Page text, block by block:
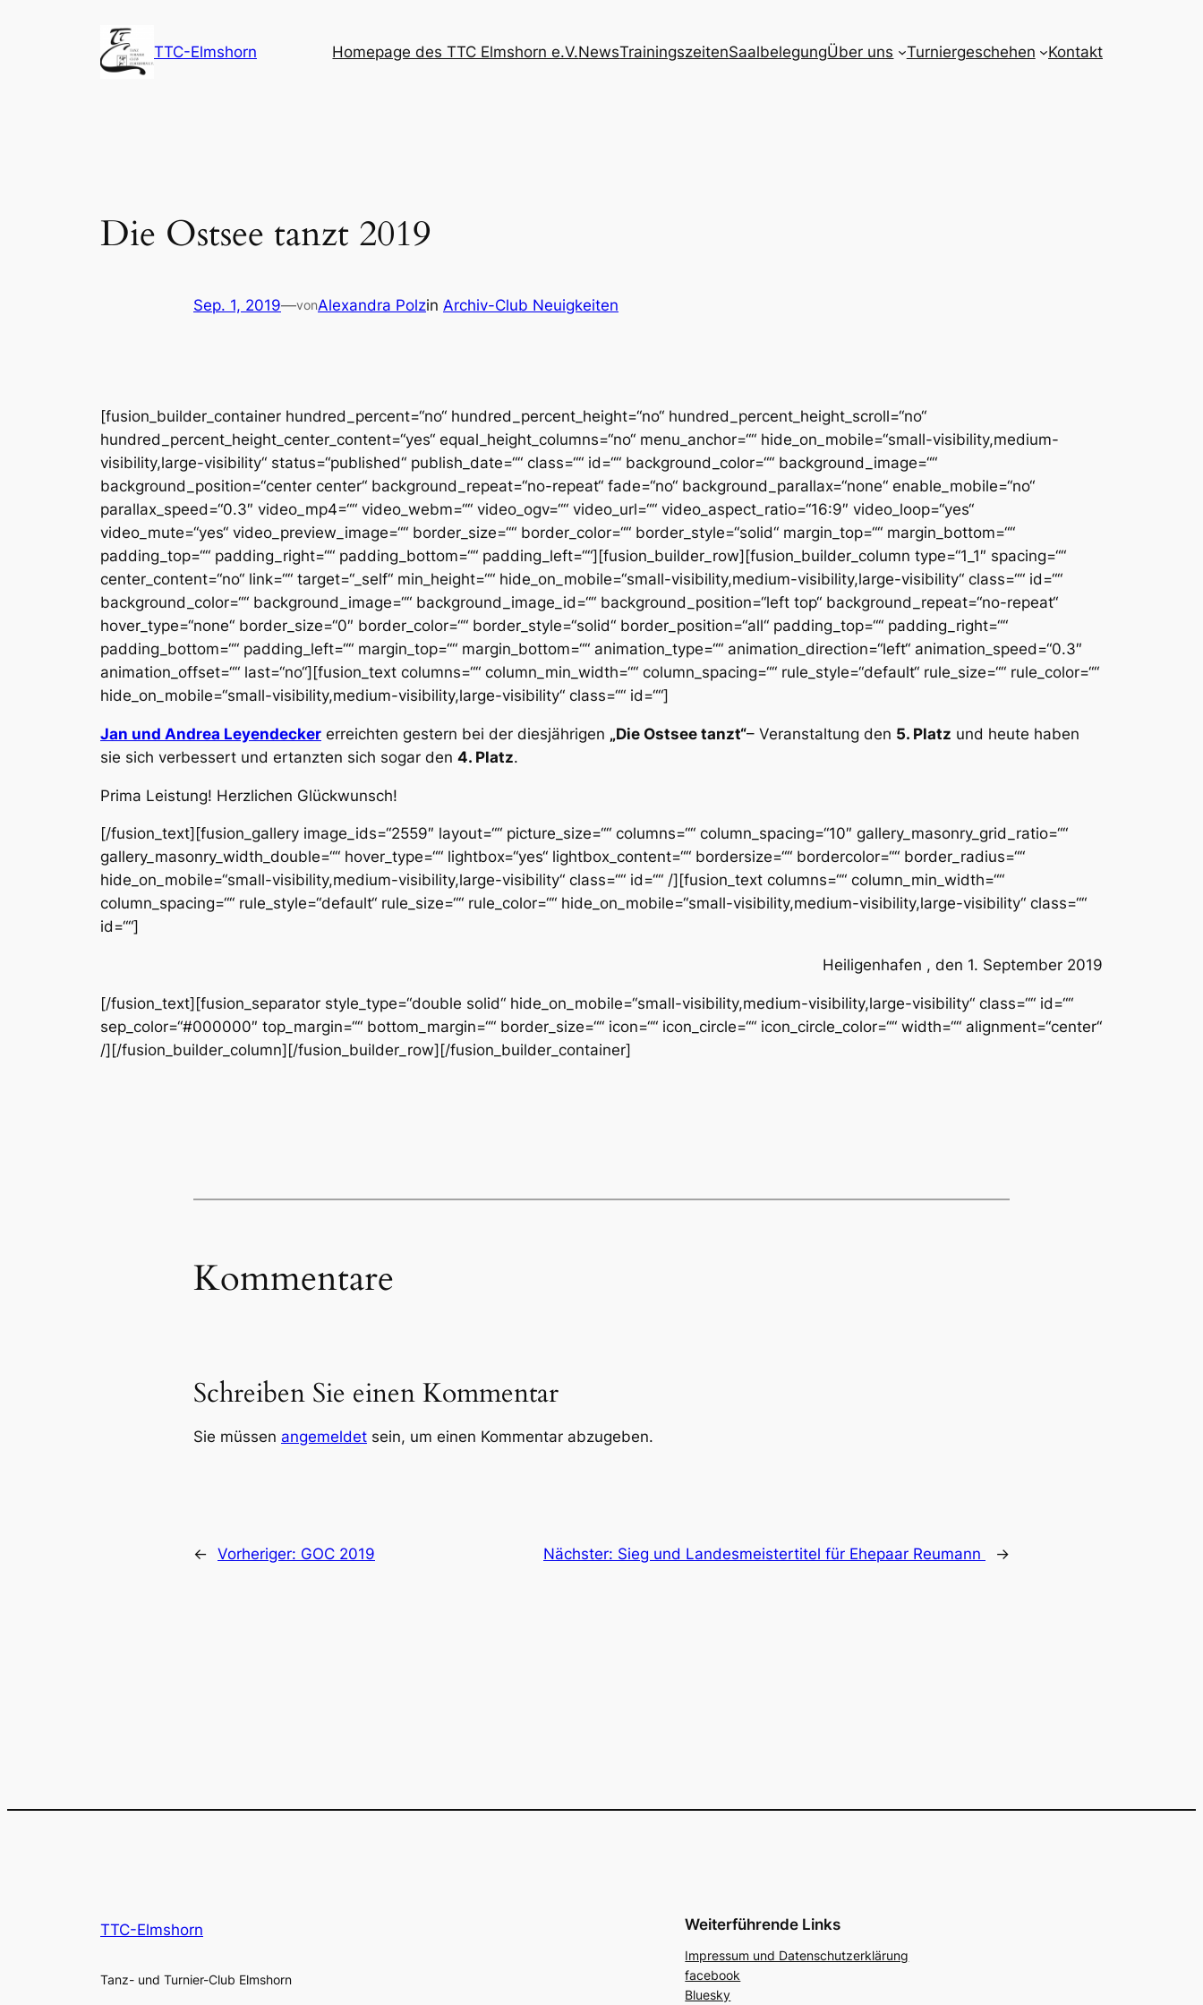
TTC-Elmshorn Homepage des TTC Elmshorn e.V.NewsTrainingszeitenSaalbelegungÜber uns Turniergeschehen Kontakt
Die Ostsee tanzt 2019
Sep. 1, 2019—vonAlexandra Polzin Archiv-Club Neuigkeiten
[fusion_builder_container hundred_percent=“no“ hundred_percent_height=“no“ hundred_percent_height_scroll=“no“
hundred_percent_height_center_content=“yes“ equal_height_columns=“no“ menu_anchor=““ hide_on_mobile=“small-visibility,medium-
visibility,large-visibility“ status=“published“ publish_date=““ class=““ id=““ background_color=““ background_image=““
background_position=“center center“ background_repeat=“no-repeat“ fade=“no“ background_parallax=“none“ enable_mobile=“no“
parallax_speed=“0.3″ video_mp4=““ video_webm=““ video_ogv=““ video_url=““ video_aspect_ratio=“16:9″ video_loop=“yes“
video_mute=“yes“ video_preview_image=““ border_size=““ border_color=““ border_style=“solid“ margin_top=““ margin_bottom=““
padding_top=““ padding_right=““ padding_bottom=““ padding_left=““][fusion_builder_row][fusion_builder_column type=“1_1″ spacing=““
center_content=“no“ link=““ target=“_self“ min_height=““ hide_on_mobile=“small-visibility,medium-visibility,large-visibility“ class=““ id=““
background_color=““ background_image=““ background_image_id=““ background_position=“left top“ background_repeat=“no-repeat“
hover_type=“none“ border_size=“0″ border_color=““ border_style=“solid“ border_position=“all“ padding_top=““ padding_right=““
padding_bottom=““ padding_left=““ margin_top=““ margin_bottom=““ animation_type=““ animation_direction=“left“ animation_speed=“0.3″
animation_offset=““ last=“no“][fusion_text columns=““ column_min_width=““ column_spacing=““ rule_style=“default“ rule_size=““ rule_color=““
hide_on_mobile=“small-visibility,medium-visibility,large-visibility“ class=““ id=““]
Jan und Andrea Leyendecker erreichten gestern bei der diesjährigen „Die Ostsee tanzt“– Veranstaltung den 5. Platz und heute haben
sie sich verbessert und ertanzten sich sogar den 4. Platz.
Prima Leistung! Herzlichen Glückwunsch!
[/fusion_text][fusion_gallery image_ids=“2559″ layout=““ picture_size=““ columns=““ column_spacing=“10″ gallery_masonry_grid_ratio=““
gallery_masonry_width_double=““ hover_type=““ lightbox=“yes“ lightbox_content=““ bordersize=““ bordercolor=““ border_radius=““
hide_on_mobile=“small-visibility,medium-visibility,large-visibility“ class=““ id=““ /][fusion_text columns=““ column_min_width=““
column_spacing=““ rule_style=“default“ rule_size=““ rule_color=““ hide_on_mobile=“small-visibility,medium-visibility,large-visibility“ class=““
id=““]
Heiligenhafen , den 1. September 2019
[/fusion_text][fusion_separator style_type=“double solid“ hide_on_mobile=“small-visibility,medium-visibility,large-visibility“ class=““ id=““
sep_color=“#000000″ top_margin=““ bottom_margin=““ border_size=““ icon=““ icon_circle=““ icon_circle_color=““ width=““ alignment=“center“
/][/fusion_builder_column][/fusion_builder_row][/fusion_builder_container]
Kommentare
Schreiben Sie einen Kommentar
Sie müssen angemeldet sein, um einen Kommentar abzugeben.
← Vorheriger: GOC 2019 Nächster: Sieg und Landesmeistertitel für Ehepaar Reumann →
TTC-Elmshorn
Tanz- und Turnier-Club Elmshorn
Weiterführende Links
Impressum und Datenschutzerklärung
facebook
Bluesky